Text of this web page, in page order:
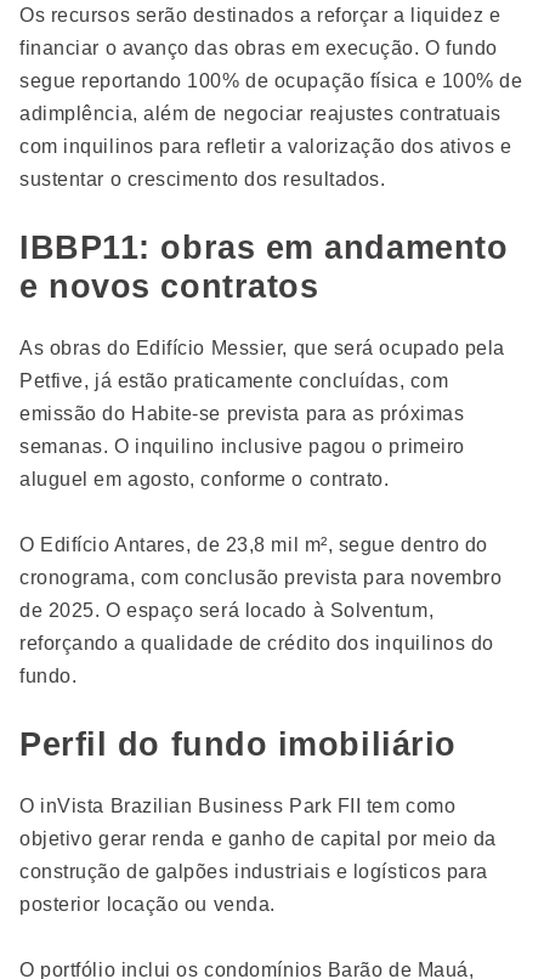
Os recursos serão destinados a reforçar a liquidez e
financiar o avanço das obras em execução. O fundo
segue reportando 100% de ocupação física e 100% de
adimplência, além de negociar reajustes contratuais
com inquilinos para refletir a valorização dos ativos e
sustentar o crescimento dos resultados.
IBBP11: obras em andamento
e novos contratos
As obras do Edifício Messier, que será ocupado pela
Petfive, já estão praticamente concluídas, com
emissão do Habite-se prevista para as próximas
semanas. O inquilino inclusive pagou o primeiro
aluguel em agosto, conforme o contrato.
O Edifício Antares, de 23,8 mil m², segue dentro do
cronograma, com conclusão prevista para novembro
de 2025. O espaço será locado à Solventum,
reforçando a qualidade de crédito dos inquilinos do
fundo.
Perfil do fundo imobiliário
O inVista Brazilian Business Park FII tem como
objetivo gerar renda e ganho de capital por meio da
construção de galpões industriais e logísticos para
posterior locação ou venda.
O portfólio inclui os condomínios Barão de Mauá,